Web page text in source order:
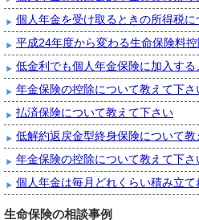
個人年金を受け取るときの所得税
平成24年度から変わる生命保険料
低金利でも個人年金保険に加入す
年金保険の控除について教えて下さ
払済保険について教えて下さい
低解約返戻金型終身保険について教
年金保険の控除について教えて下さ
個人年金は毎月どれくらい積み立て
生命保険の相談事例